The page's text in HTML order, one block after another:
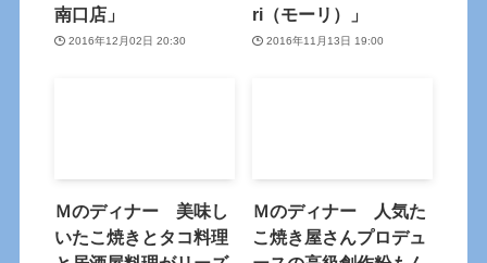
南口店」
2016年12月02日 20:30
ri（モーリ）」
2016年11月13日 19:00
Ｍのディナー 美味し
いたこ焼きとタコ料理
Ｍのディナー 人気た
こ焼き屋さんプロデュ